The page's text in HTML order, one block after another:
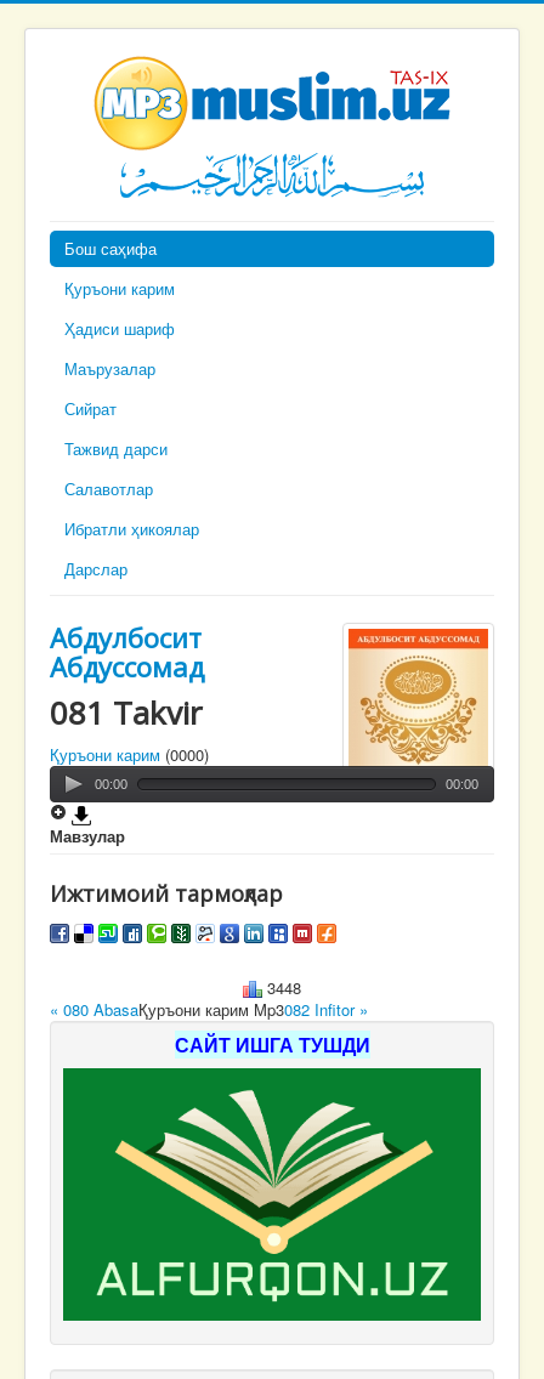
Бош саҳифа
Қуръони карим
Ҳадиси шариф
Маърузалар
Сийрат
Тажвид дарси
Салавотлар
Ибратли ҳикоялар
Дарслар
Абдулбосит
Абдуссомад
081 Takvir
Қуръони карим (0000)
00:00 00:00
Мавзулар
Ижтимоий тармоқлар
3448
« 080 AbasaҚуръони карим Mp3082 Infitor »
САЙТ ИШГА ТУШДИ